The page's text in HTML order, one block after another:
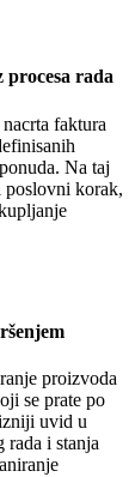
rada
faktura
Na taj
poslovni korak,
proizvoda
se prate po
uvid u
rada i stanja